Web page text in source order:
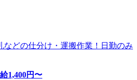
などの仕分け・運搬作業！日勤のみ
1,400円〜